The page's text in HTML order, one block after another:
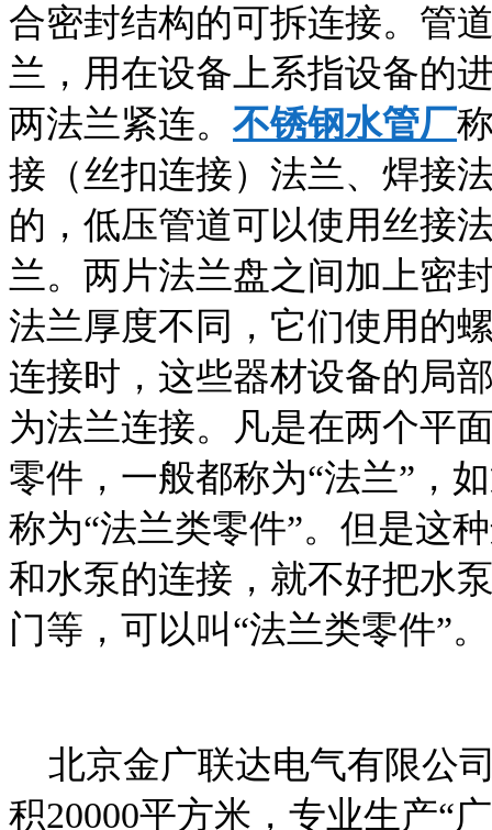
合密封结构的可拆连接。管
兰，用在设备上系指设备的
两法兰紧连。 不锈钢水管厂
接（丝扣连接）法兰、焊接
的，低压管道可以使用丝接
兰。两片法兰盘之间加上密
法兰厚度不同，它们使用的
连接时，这些器材设备的局
为法兰连接。凡是在两个平
零件，一般都称为“法兰”，
称为“法兰类零件”。但是这
和水泵的连接，就不好把水
门等，可以叫“法兰类零件”。
北京金广联达电气有限公
积20000平方米，专业生产“